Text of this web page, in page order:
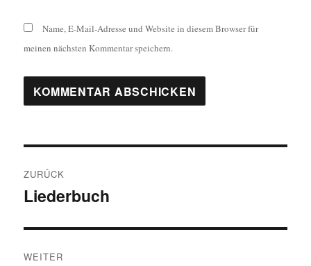
Name, E-Mail-Adresse und Website in diesem Browser für
meinen nächsten Kommentar speichern.
ZURÜCK
Vorheriger
Liederbuch
WEITER